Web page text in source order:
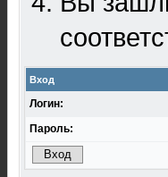
Вход
Логин:
Пароль: